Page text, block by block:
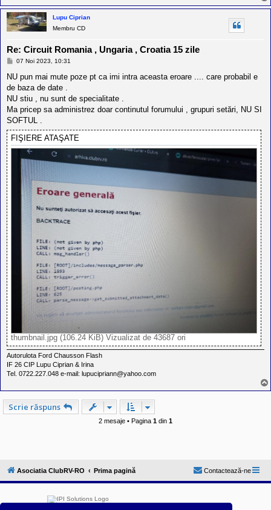
Lupu Ciprian
Membru CD
Re: Circuit Romania , Ungaria , Croatia 15 zile
M
s
j
07 Noi 2023, 10:31
NU pun mai mute poze pt ca imi intra aceasta eroare .... care probabil e
de baza de date .
NU stiu , nu sunt de specialitate .
Ma pricep sa administrez doar continutul forumului , grupuri setări, NU SI
SOFTUL .
FIŞIERE ATAŞATE
thumbnail.jpg (106.24 KiB) Vizualizat de 43687 ori
Autorulota Ford Chausson Flash
IF 26 CIP Lupu Ciprian & Irina
Tel. 0722.227.048 e-mail: lupucipriann@yahoo.com
Scrie răspuns
2 mesaje • Pagina 1 din 1
Asociatia ClubRV-RO Prima pagină Contactează-ne